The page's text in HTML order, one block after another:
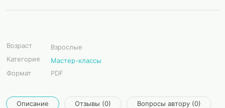
Возраст
Взрослые
Категория
Мастер-классы
Формат
PDF
Описание Отзывы (0) Вопросы автору (0)